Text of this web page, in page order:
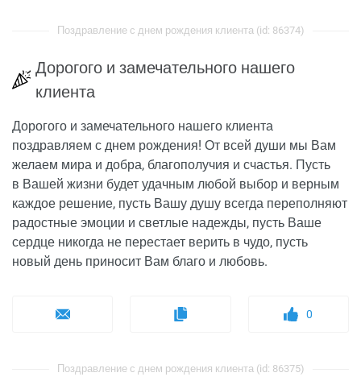
Поздравление с днем рождения клиента (id: 86374)
Дорогого и замечательного нашего
клиента
Дорогого и замечательного нашего клиента
поздравляем с днем рождения! От всей души мы Вам
желаем мира и добра, благополучия и счастья. Пусть
в Вашей жизни будет удачным любой выбор и верным
каждое решение, пусть Вашу душу всегда переполняют
радостные эмоции и светлые надежды, пусть Ваше
сердце никогда не перестает верить в чудо, пусть
новый день приносит Вам благо и любовь.
0
Поздравление с днем рождения клиента (id: 86375)